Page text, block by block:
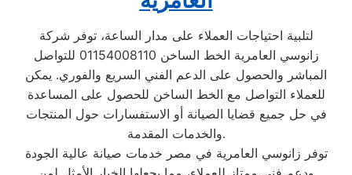
لتلبية احتياجات العملاء على مدار الساعة، توفر شركة
زانوسي العامرية الخط الساخن 01154008110 للتواصل
المباشر والحصول على الدعم الفني السريع والفوري. يمكن
للعملاء التواصل مع الخط الساخن للحصول على المساعدة
في حل جميع قضايا الصيانة أو الاستفسارات حول المنتجات
والخدمات المقدمة.
توفر زانوسي العامرية في مصر خدمات صيانة عالية الجودة